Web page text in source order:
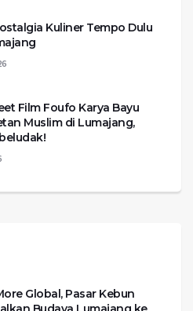
Kuliner Tempo Dulu
Film Foufo Karya Bayu
Muslim di Lumajang,
Global, Pasar Kebun